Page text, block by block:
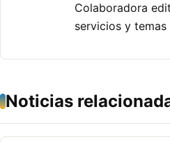
Colaboradora
servicios y
Noticias